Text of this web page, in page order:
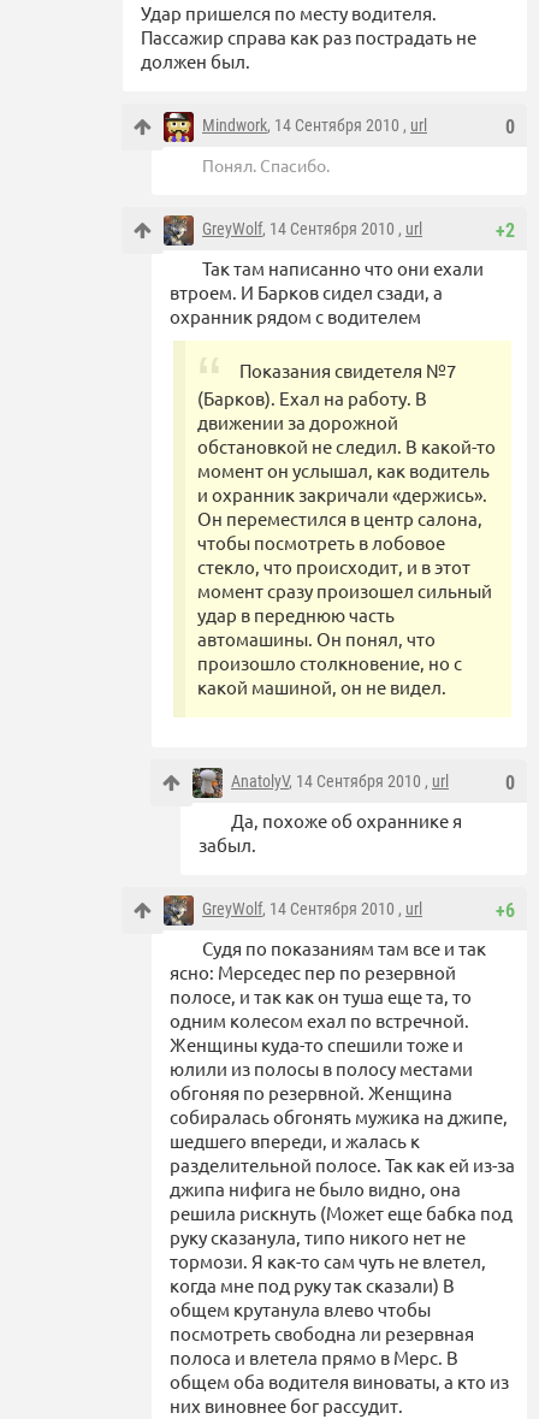
Удар пришелся по месту водителя.
Пассажир справа как раз пострадать не
должен был.
0
Mindwork, 14 Сентября 2010 , url
Понял. Спасибо.
+2
GreyWolf, 14 Сентября 2010 , url
Так там написанно что они ехали
втроем. И Барков сидел сзади, а
охранник рядом с водителем
Показания свидетеля №7
(Барков). Ехал на работу. В
движении за дорожной
обстановкой не следил. В какой-то
момент он услышал, как водитель
и охранник закричали «держись».
Он переместился в центр салона,
чтобы посмотреть в лобовое
стекло, что происходит, и в этот
момент сразу произошел сильный
удар в переднюю часть
автомашины. Он понял, что
произошло столкновение, но с
какой машиной, он не видел.
0
AnatolyV, 14 Сентября 2010 , url
Да, похоже об охраннике я
забыл.
+6
GreyWolf, 14 Сентября 2010 , url
Судя по показаниям там все и так
ясно: Мерседес пер по резервной
полосе, и так как он туша еще та, то
одним колесом ехал по встречной.
Женщины куда-то спешили тоже и
юлили из полосы в полосу местами
обгоняя по резервной. Женщина
собиралась обгонять мужика на джипе,
шедшего впереди, и жалась к
разделительной полосе. Так как ей из-за
джипа нифига не было видно, она
решила рискнуть (Может еще бабка под
руку сказанула, типо никого нет не
тормози. Я как-то сам чуть не влетел,
когда мне под руку так сказали) В
общем крутанула влево чтобы
посмотреть свободна ли резервная
полоса и влетела прямо в Мерс. В
общем оба водителя виноваты, а кто из
них виновнее бог рассудит.